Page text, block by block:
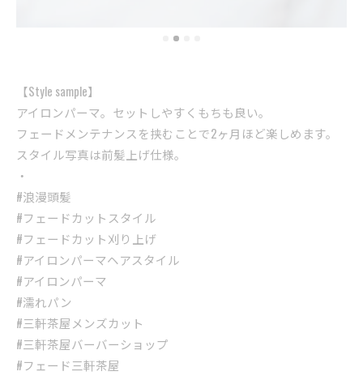
【Style sample】
アイロンパーマ。セットしやすくもちも良い。
フェードメンテナンスを挟むことで2ヶ月ほど楽しめます。
スタイル写真は前髪上げ仕様。
・
#浪漫頭髪
#フェードカットスタイル
#フェードカット刈り上げ
#アイロンパーマヘアスタイル
#アイロンパーマ
#濡れパン
#三軒茶屋メンズカット
#三軒茶屋バーバーショップ
#フェード三軒茶屋